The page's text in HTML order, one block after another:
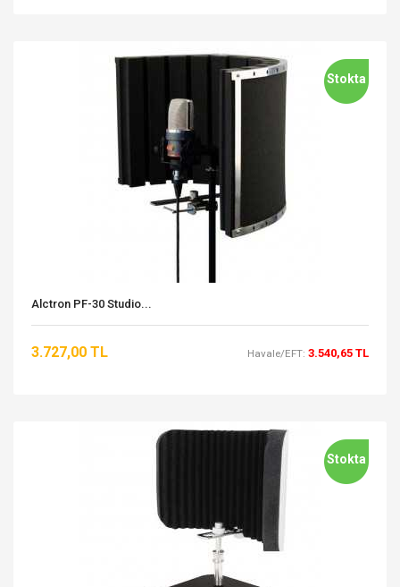
Stokta
Alctron PF-30 Studio...
3.727,00 TL Havale/EFT: 3.540,65 TL
Stokta